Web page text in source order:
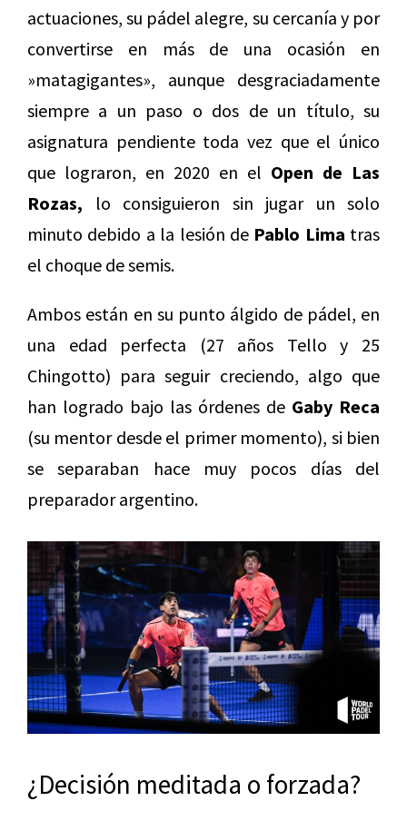
actuaciones, su pádel alegre, su cercanía y por
convertirse en más de una ocasión en
»matagigantes», aunque desgraciadamente
siempre a un paso o dos de un título, su
asignatura pendiente toda vez que el único
que lograron, en 2020 en el Open de Las
Rozas, lo consiguieron sin jugar un solo
minuto debido a la lesión de Pablo Lima tras
el choque de semis.
Ambos están en su punto álgido de pádel, en
una edad perfecta (27 años Tello y 25
Chingotto) para seguir creciendo, algo que
han logrado bajo las órdenes de Gaby Reca
(su mentor desde el primer momento), si bien
se separaban hace muy pocos días del
preparador argentino.
¿Decisión meditada o forzada?